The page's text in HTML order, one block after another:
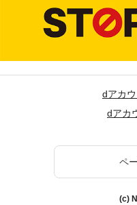
dアカ
dアカ
ペ
(c)